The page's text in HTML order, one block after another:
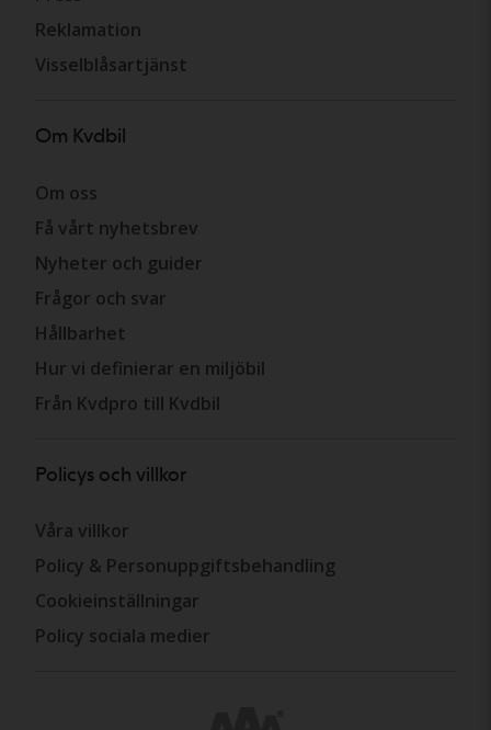
Reklamation
Visselblåsartjänst
Om Kvdbil
Om oss
Få vårt nyhetsbrev
Nyheter och guider
Frågor och svar
Hållbarhet
Hur vi definierar en miljöbil
Från Kvdpro till Kvdbil
Policys och villkor
Våra villkor
Policy & Personuppgiftsbehandling
Cookieinställningar
Policy sociala medier